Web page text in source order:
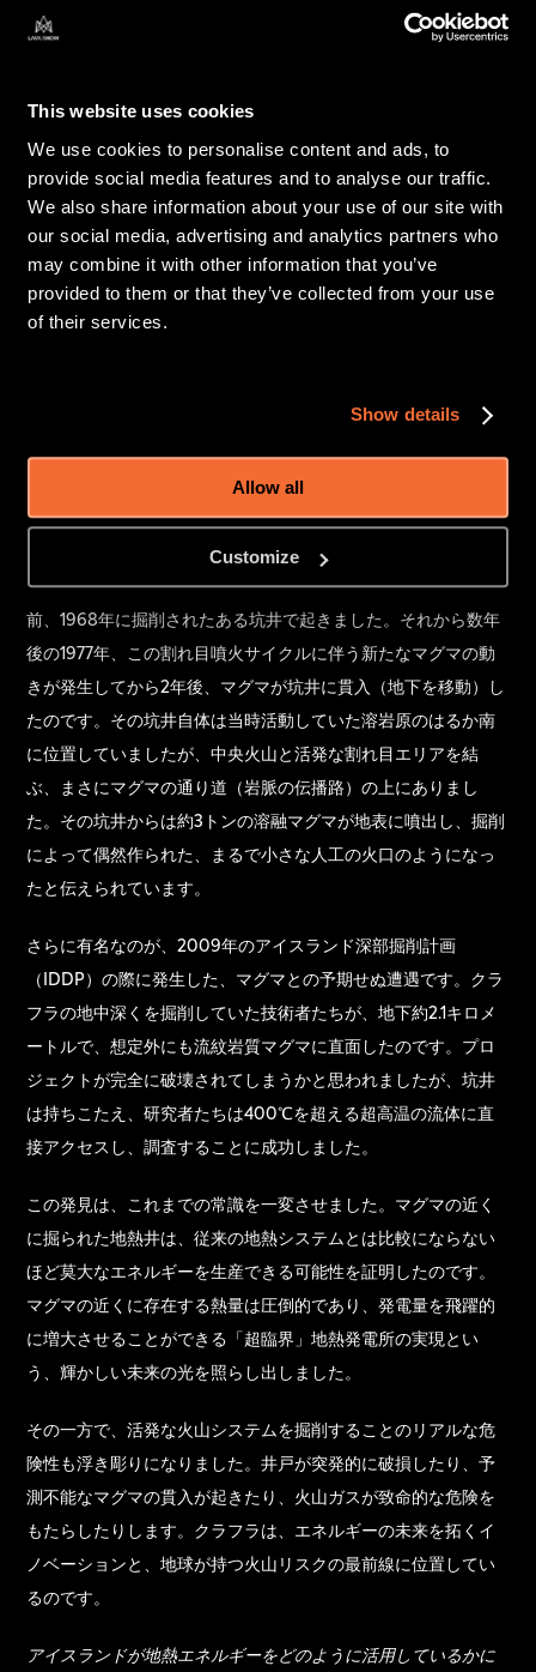
This website uses cookies
We use cookies to personalise content and ads, to
provide social media features and to analyse our traffic.
We also share information about your use of our site with
our social media, advertising and analytics partners who
may combine it with other information that you’ve
provided to them or that they’ve collected from your use
of their services.
Show details
Allow all
Customize
アイスランド北部にあるクラフラ地熱発電所。ダイナミックな
活用して、クリーンな再生可能エネルギーを生み出していま
す。
マグマにタッチ！ドロドロのマグマを
掘削すると何が起きる？
クラフラの魅力は火山噴火だけではありません。世界で最もエ
所があります。しかし、これほど活発な火山システムで地中を
掘り進めることには挑戦的なリスクが伴います。クラフラで
は、地熱地帯の真下で技術者たちが何度もマグマに遭遇してき
ました。
最も驚くべき出来事のひとつは、「クラフラの火」が始まる
前、1968年に掘削されたある坑井で起きました。それから数年
後の1977年、この割れ目噴火サイクルに伴う新たなマグマの動
きが発生してから2年後、マグマが坑井に貫入（地下を移動）し
たのです。その坑井自体は当時活動していた溶岩原のはるか南
に位置していましたが、中央火山と活発な割れ目エリアを結
ぶ、まさにマグマの通り道（岩脈の伝播路）の上にありまし
た。その坑井からは約3トンの溶融マグマが地表に噴出し、掘削
によって偶然作られた、まるで小さな人工の火口のようになっ
たと伝えられています。
さらに有名なのが、2009年のアイスランド深部掘削計画
（IDDP）の際に発生した、マグマとの予期せぬ遭遇です。クラ
フラの地中深くを掘削していた技術者たちが、地下約2.1キロメ
ートルで、想定外にも流紋岩質マグマに直面したのです。プロ
ジェクトが完全に破壊されてしまうかと思われましたが、坑井
は持ちこたえ、研究者たちは400℃を超える超高温の流体に直
接アクセスし、調査することに成功しました。
この発見は、これまでの常識を一変させました。マグマの近く
に掘られた地熱井は、従来の地熱システムとは比較にならない
ほど莫大なエネルギーを生産できる可能性を証明したのです。
マグマの近くに存在する熱量は圧倒的であり、発電量を飛躍的
に増大させることができる「超臨界」地熱発電所の実現とい
う、輝かしい未来の光を照らし出しました。
その一方で、活発な火山システムを掘削することのリアルな危
険性も浮き彫りになりました。井戸が突発的に破損したり、予
測不能なマグマの貫入が起きたり、火山ガスが致命的な危険を
もたらしたりします。クラフラは、エネルギーの未来を拓くイ
ノベーションと、地球が持つ火山リスクの最前線に位置してい
るのです。
アイスランドが地熱エネルギーをどのように活用しているかに